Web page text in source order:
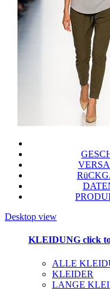
Desktop view
KLEIDUNG click
ALLE
KLEIDER
LANGE